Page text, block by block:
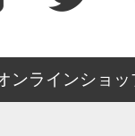
ンラインショ